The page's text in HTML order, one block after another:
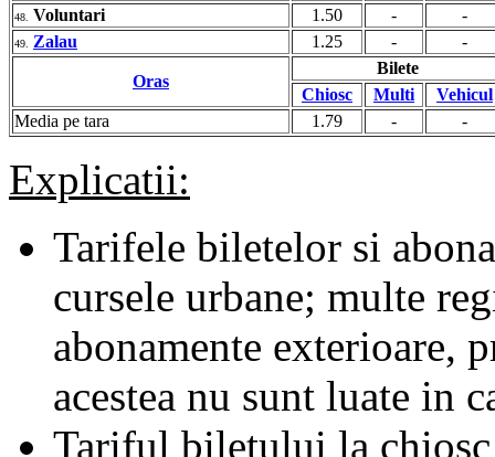
48. Voluntari 1.50 - -
49. Zalau 1.25 - -
Oras
Bilete
Chiosc
Multi
Vehicul
Media pe tara
1.79 - -
Explicatii:
Tarifele biletelor si
cursele urbane; multe
abonamente exterioare,
acestea nu sunt luate in
Tariful biletului la